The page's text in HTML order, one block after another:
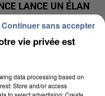
LANCE UN ÉLAN
vie privée est
data processing based on
Store and/or access
to select advertising; Create
Continuer sans accepter